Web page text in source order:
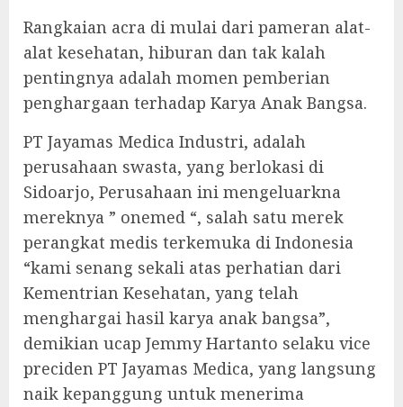
Rangkaian acra di mulai dari pameran alat-
alat kesehatan, hiburan dan tak kalah
pentingnya adalah momen pemberian
penghargaan terhadap Karya Anak Bangsa.
PT Jayamas Medica Industri, adalah
perusahaan swasta, yang berlokasi di
Sidoarjo, Perusahaan ini mengeluarkna
mereknya ” onemed “, salah satu merek
perangkat medis terkemuka di Indonesia
“kami senang sekali atas perhatian dari
Kementrian Kesehatan, yang telah
menghargai hasil karya anak bangsa”,
demikian ucap Jemmy Hartanto selaku vice
preciden PT Jayamas Medica, yang langsung
naik kepanggung untuk menerima